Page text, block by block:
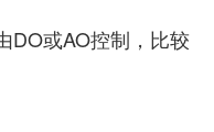
或AO控制，比较